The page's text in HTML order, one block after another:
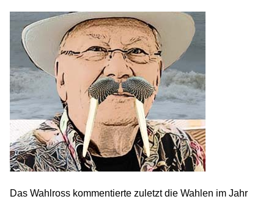
Das Wahlross kommentierte zuletzt die Wahlen im Jahr